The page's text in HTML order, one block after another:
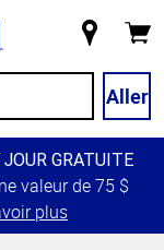
magasin
Aller
GRATUITE
valeur de 75 $
plus